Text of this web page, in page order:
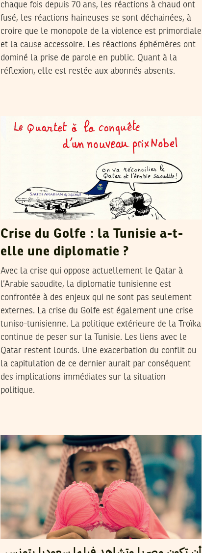
chaque fois depuis 70 ans, les réactions à chaud ont
fusé, les réactions haineuses se sont déchainées, à
croire que le monopole de la violence est primordiale
et la cause accessoire. Les réactions éphémères ont
dominé la prise de parole en public. Quant à la
réflexion, elle est restée aux abonnés absents.
Crise du Golfe : la Tunisie a-t-
elle une diplomatie ?
Avec la crise qui oppose actuellement le Qatar à
l’Arabie saoudite, la diplomatie tunisienne est
confrontée à des enjeux qui ne sont pas seulement
externes. La crise du Golfe est également une crise
tuniso-tunisienne. La politique extérieure de la Troïka
continue de peser sur la Tunisie. Les liens avec le
Qatar restent lourds. Une exacerbation du conflit ou
la capitulation de ce dernier aurait par conséquent
des implications immédiates sur la situation
politique.